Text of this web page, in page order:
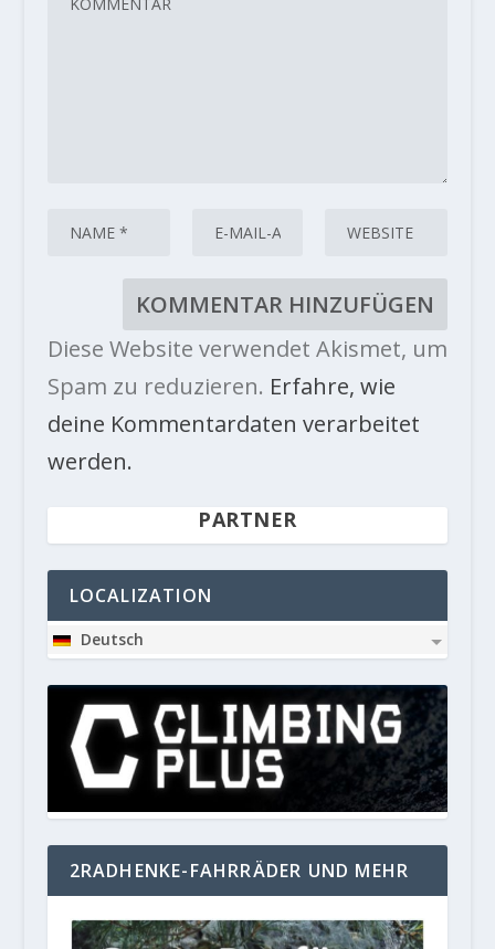
Diese Website verwendet Akismet, um
Spam zu reduzieren. Erfahre, wie
deine Kommentardaten verarbeitet
werden.
PARTNER
LOCALIZATION
Deutsch
2RADHENKE-FAHRRÄDER UND MEHR